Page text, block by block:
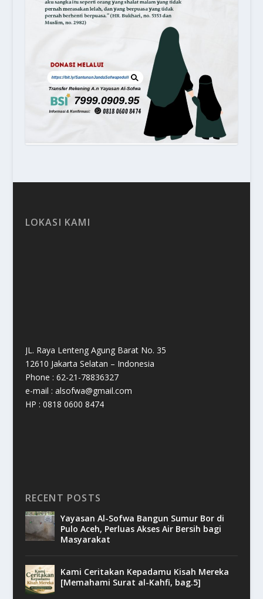
LOKASI KAMI
JL. Raya Lenteng Agung Barat No. 35
12610 Jakarta Selatan – Indonesia
Phone : 62-21-78836327
e-mail : alsofwa@gmail.com
HP : 0818 0600 8474
RECENT POSTS
Yayasan Al-Sofwa Bangun Sumur Bor di
Pulo Aceh, Perluas Akses Air Bersih bagi
Masyarakat
Kami Ceritakan Kepadamu Kisah Mereka
[Memahami Surat al-Kahfi, bag.5]